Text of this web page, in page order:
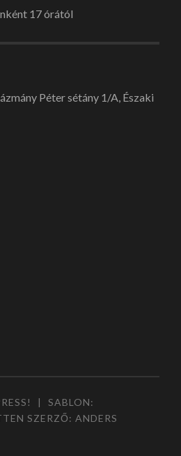
17 órától
Péter sétány 1/A, Északi
|
SABLON:
SZERZŐ:ANDERS